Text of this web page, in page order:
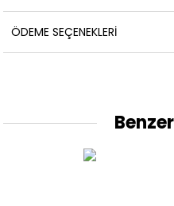
ÖDEME SEÇENEKLERI